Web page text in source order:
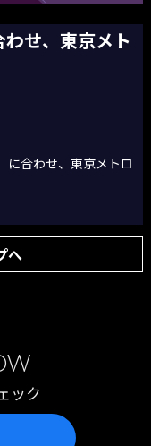
わせ、東京メト
に合わせ、東京メトロ
へ
ック